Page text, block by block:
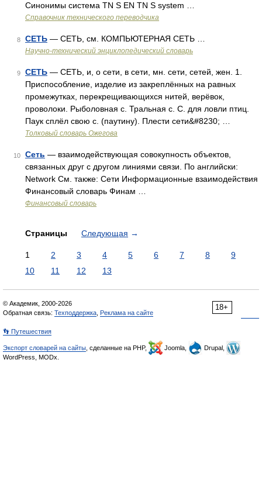
Синонимы система TN S EN TN S system …
Справочник технического переводчика
8 СЕТЬ — СЕТЬ, см. КОМПЬЮТЕРНАЯ СЕТЬ …
Научно-технический энциклопедический словарь
9 СЕТЬ — СЕТЬ, и, о сети, в сети, мн. сети, сетей, жен. 1.
Приспособление, изделие из закреплённых на равных
промежутках, перекрещивающихся нитей, верёвок,
проволоки. Рыболовная с. Тральная с. С. для ловли птиц.
Паук сплёл свою с. (паутину). Плести сети&#8230; …
Толковый словарь Ожегова
10 Сеть — взаимодействующая совокупность объектов,
связанных друг с другом линиями связи. По английски:
Network См. также: Сети Информационные взаимодействия
Финансовый словарь Финам …
Финансовый словарь
Страницы Следующая →
1 2 3 4 5 6 7 8
9
10
11 12 13
18+
© Академик, 2000-2026
Обратная связь: Техподдержка Реклама на сайте
👣 Путешествия
Экспорт словарей на сайты , сделанные на PHP, Joomla,
Drupal,
WordPress, MODx.